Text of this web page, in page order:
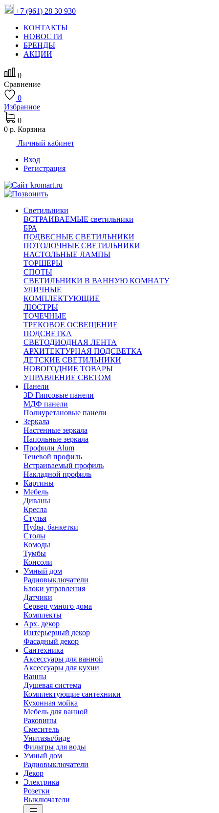
+7 (961) 28 30 930
КОНТАКТЫ
НОВОСТИ
БРЕНДЫ
АКЦИИ
0
Сравнение
0
Избранное
0
0 р. Корзина
Личный кабинет
Вход
Регистрация
Светильники
ВСТРАИВАЕМЫЕ светильники
БРА
ПОДВЕСНЫЕ СВЕТИЛЬНИКИ
ПОТОЛОЧНЫЕ СВЕТИЛЬНИКИ
НАСТОЛЬНЫЕ ЛАМПЫ
ТОРШЕРЫ
СПОТЫ
СВЕТИЛЬНИКИ В ВАННУЮ КОМНАТУ
УЛИЧНЫЕ
КОМПЛЕКТУЮЩИЕ
ЛЮСТРЫ
ТОЧЕЧНЫЕ
ТРЕКОВОЕ ОСВЕЩЕНИЕ
ПОДСВЕТКА
СВЕТОДИОДНАЯ ЛЕНТА
АРХИТЕКТУРНАЯ ПОДСВЕТКА
ДЕТСКИЕ СВЕТИЛЬНИКИ
НОВОГОДНИЕ ТОВАРЫ
УПРАВЛЕНИЕ СВЕТОМ
Панели
3D Гипсовые панели
МДФ панели
Полиуретановые панели
Зеркала
Настенные зеркала
Напольные зеркала
Профили Alum
Теневой профиль
Встраиваемый профиль
Накладной профиль
Картины
Мебель
Диваны
Кресла
Стулья
Пуфы, банкетки
Столы
Комоды
Тумбы
Консоли
Умный дом
Радиовыключатели
Блоки управления
Датчики
Сервер умного дома
Комплекты
Арх. декор
Интерьерный декор
Фасадный декор
Сантехника
Аксессуары для ванной
Аксессуары для кухни
Ванны
Душевая система
Комплектующие сантехники
Кухонная мойка
Мебель для ванной
Раковины
Смеситель
Унитазы/биде
Фильтры для воды
Умный дом
Радиовыключатели
Декор
Электрика
Розетки
Выключатели